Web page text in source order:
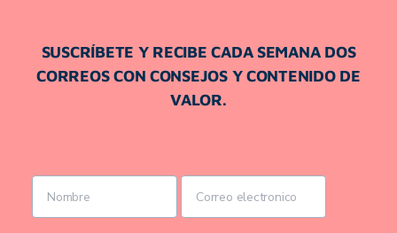
SUSCRÍBETE Y RECIBE CADA SEMANA DOS
CORREOS CON CONSEJOS Y CONTENIDO DE
VALOR.